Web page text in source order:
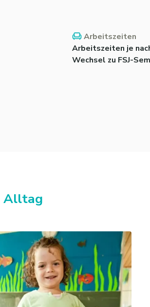
Arbeitszeiten
Arbeitszeiten je
Wechsel zu FSJ-
Alltag